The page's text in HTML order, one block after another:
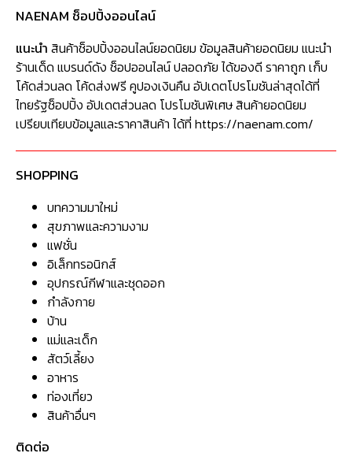
NAENAM ช็อปปิ้งออนไลน์
แนะนำ สินค้าช็อปปิ้งออนไลน์ยอดนิยม ข้อมูลสินค้ายอดนิยม แนะนำ
ร้านเด็ด แบรนด์ดัง ช็อปออนไลน์ ปลอดภัย ได้ของดี ราคาถูก เก็บ
โค้ดส่วนลด โค้ดส่งฟรี คูปองเงินคืน อัปเดตโปรโมชันล่าสุดได้ที่
ไทยรัฐช็อปปิ้ง อัปเดตส่วนลด โปรโมชันพิเศษ สินค้ายอดนิยม
เปรียบเทียบข้อมูลและราคาสินค้า ได้ที่ https://naenam.com/
SHOPPING
บทความมาใหม่
สุขภาพและความงาม
แฟชั่น
อิเล็กทรอนิกส์
อุปกรณ์กีฬาและชุดออก
กำลังกาย
บ้าน
แม่และเด็ก
สัตว์เลี้ยง
อาหาร
ท่องเที่ยว
สินค้าอื่นๆ
ติดต่อ